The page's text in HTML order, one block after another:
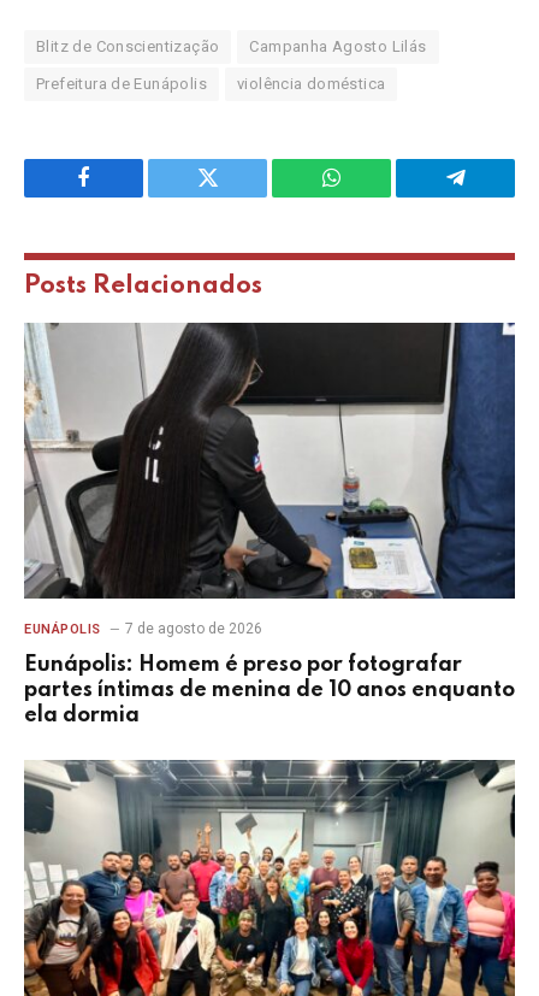
Blitz de Conscientização Campanha Agosto Lilás
Prefeitura de Eunápolis violência doméstica
Facebook Twitter WhatsApp Telegram
Posts Relacionados
EUNÁPOLIS 7 de agosto de 2026
Eunápolis: Homem é preso por fotografar
partes íntimas de menina de 10 anos enquanto
ela dormia